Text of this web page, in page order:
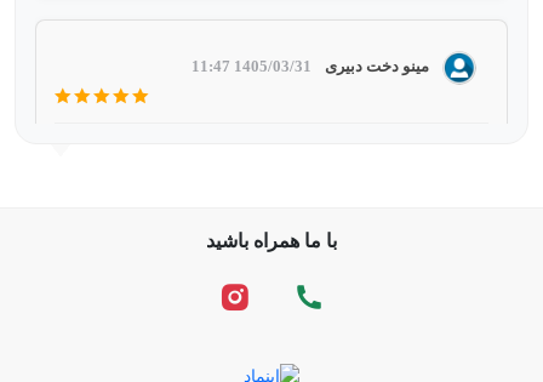
مینو دخت دبیری 1405/03/31 11:47
با ما همراه باشید